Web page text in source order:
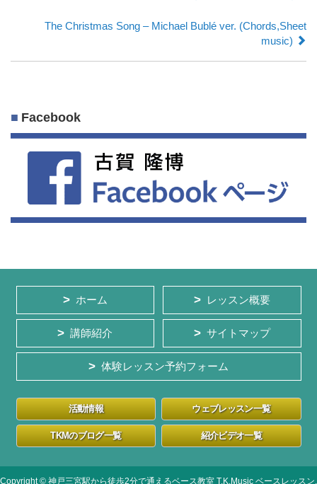
The Christmas Song – Michael Bublé ver. (Chords,Sheet
music)
Facebook
ホーム レッスン概要
講師紹介 サイトマップ
体験レッスン予約フォーム
活動情報 ウェブレッスン一覧
TKMのブログ一覧 紹介ビデオ一覧
Copyright © 神戸三宮駅から徒歩2分で通えるベース教室 T.K.Music ベースレッスン,